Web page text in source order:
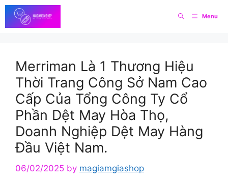
Skip
to
content
Menu
Merriman Là 1 Thương Hiệu
Thời Trang Công Sở Nam Cao
Cấp Của Tổng Công Ty Cổ
Phần Dệt May Hòa Thọ,
Doanh Nghiệp Dệt May Hàng
Đầu Việt Nam.
06/02/2025 by magiamgiashop